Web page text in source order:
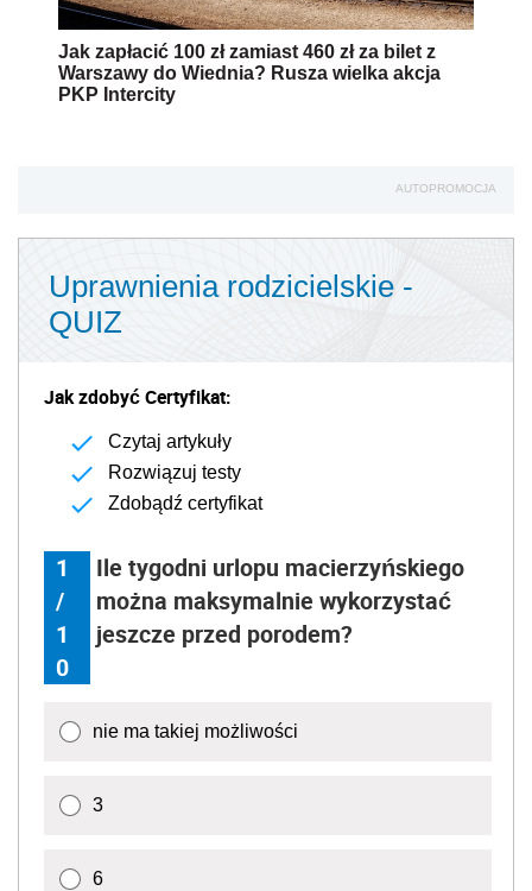
Jak zapłacić 100 zł zamiast 460 zł za bilet z
Warszawy do Wiednia? Rusza wielka akcja
PKP Intercity
AUTOPROMOCJA
Uprawnienia rodzicielskie -
QUIZ
Jak zdobyć Certyfikat:
Czytaj artykuły
Rozwiązuj testy
Zdobądź certyfikat
1
/
1
0
Ile tygodni urlopu macierzyńskiego
można maksymalnie wykorzystać
jeszcze przed porodem?
nie ma takiej możliwości
3
6